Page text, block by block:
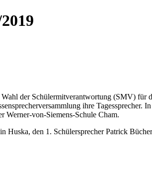
der Schülermitverantwortung (SMV) für
ihre
Werner-von-Siemens-Schule Cham.
Huska, den 1. Schülersprecher Patrick